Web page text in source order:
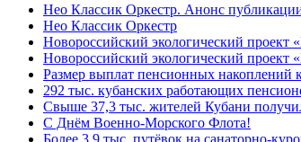
Нео Классик Оркестр. Анонс
Нео Классик Оркестр
Новороссийский экологический
Новороссийский экологический
Размер выплат пенсионных накоплений
292 тыс. кубанских работающих
Свыше 37,3 тыс. жителей Кубани
C Днём Военно-Морского Флота!
Более 3,9 тыс. путёвок на санаторно-